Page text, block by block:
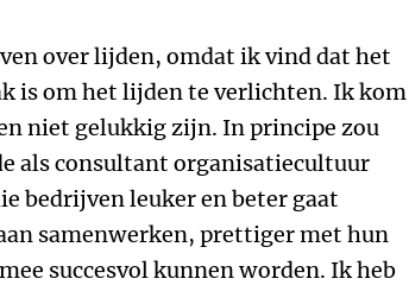
over lijden, omdat ik vind dat het
is om het lijden te verlichten. Ik kom
niet gelukkig zijn. In principe zou
als consultant organisatiecultuur
bedrijven leuker en beter gaat
samenwerken, prettiger met hun
succesvol kunnen worden. Ik heb